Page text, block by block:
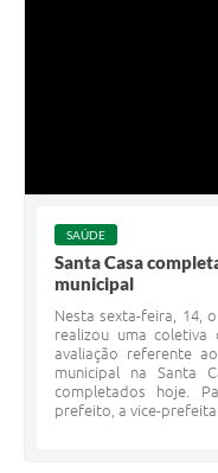
SAÚDE
Santa Casa
municipal
Nesta sexta-feira, 14,
realizou uma
avaliação referente
municipal na Santa
completados hoje.
prefeito, a vice-prefeita...